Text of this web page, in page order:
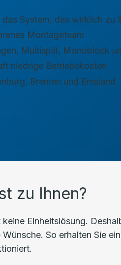
System, das wirklich zu
Montageteam
Multisplit, Monoblock
niedrige Betriebskosten
Bremen und Emsland
zu Ihnen?
Einheitslösung.
So erhalten Sie